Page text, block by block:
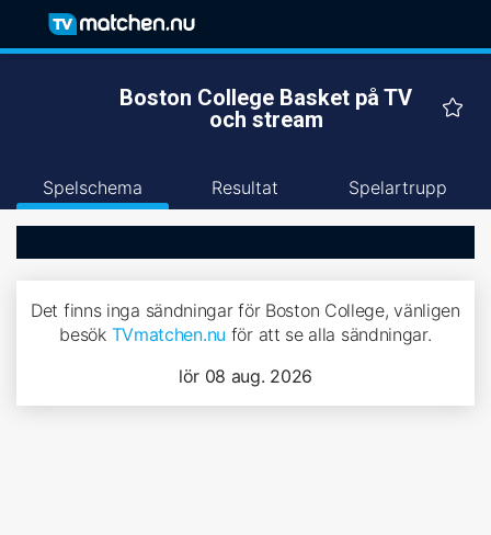
Boston College Basket på TV
och stream
Spelschema Resultat Spelartrupp
Det finns inga sändningar för Boston College, vänligen
besök TVmatchen.nu för att se alla sändningar.
lör 08 aug. 2026